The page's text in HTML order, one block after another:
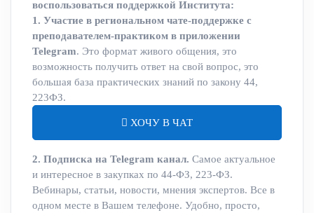
воспользоваться поддержкой Института:
1. Участие в региональном чате-поддержке с
преподавателем-практиком в приложении
Telegram. Это формат живого общения, это
возможность получить ответ на свой вопрос, это
большая база практических знаний по закону 44,
223ФЗ.
ХОЧУ В ЧАТ
2. Подписка на Telegram канал. Самое актуальное
и интересное в закупках по 44-ФЗ, 223-ФЗ.
Вебинары, статьи, новости, мнения экспертов. Все в
одном месте в Вашем телефоне. Удобно, просто,